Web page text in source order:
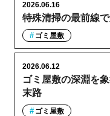
特殊清掃の最前線
2026.06.16
ゴミ屋敷
ゴミ屋敷の深淵を
末路
2026.06.12
ゴミ屋敷